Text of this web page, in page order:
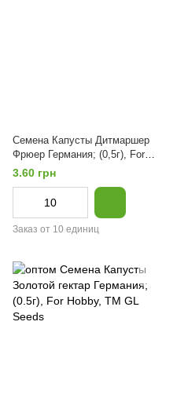
Семена Капусты Дитмаршер
Фрюер Германия; (0,5г), For
Hobby, TM GL Seeds
3.60 грн
Заказ от 10 единиц